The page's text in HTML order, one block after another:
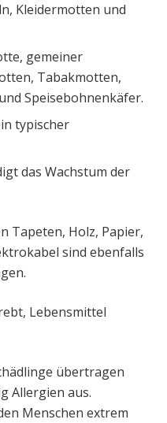
Kleidermotten und
gemeiner
Tabakmotten,
Speisebohnenkäfer.
typischer
das Wachstum der
Tapeten, Holz, Papier,
sind ebenfalls
Lebensmittel
übertragen
Allergien aus.
Menschen extrem